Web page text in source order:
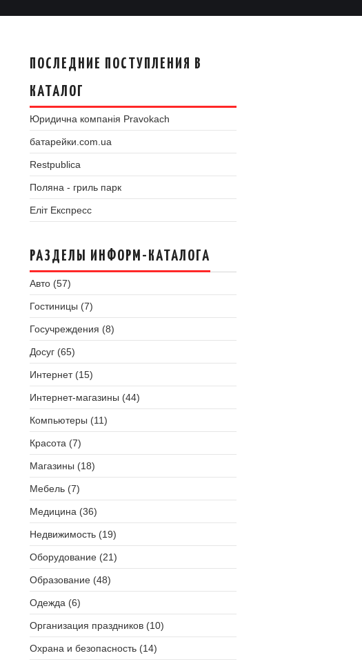
ПОСЛЕДНИЕ ПОСТУПЛЕНИЯ В
КАТАЛОГ
Юридична компанія Pravokach
батарейки.com.ua
Restpublica
Поляна - гриль парк
Еліт Експресс
РАЗДЕЛЫ ИНФОРМ-КАТАЛОГА
Авто (57)
Гостиницы (7)
Госучреждения (8)
Досуг (65)
Интернет (15)
Интернет-магазины (44)
Компьютеры (11)
Красота (7)
Магазины (18)
Мебель (7)
Медицина (36)
Недвижимость (19)
Оборудование (21)
Образование (48)
Одежда (6)
Организация праздников (10)
Охрана и безопасность (14)